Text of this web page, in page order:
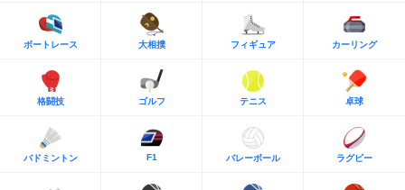
ボートレース 大相撲 フィギュア カーリング
格闘技 ゴルフ テニス 卓球
バドミントン F1 バレーボール ラグビー